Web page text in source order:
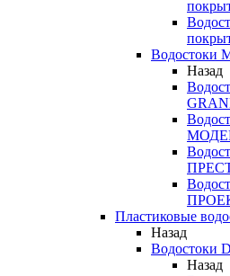
Водостоки
Назад
Пластиковые
Назад
Водостоки
Назад